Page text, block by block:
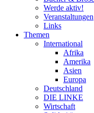
Werde aktiv!
Veranstaltungen
Links
Themen
International
Afrika
Amerika
Asien
Europa
Deutschland
DIE LINKE
Wirtschaft